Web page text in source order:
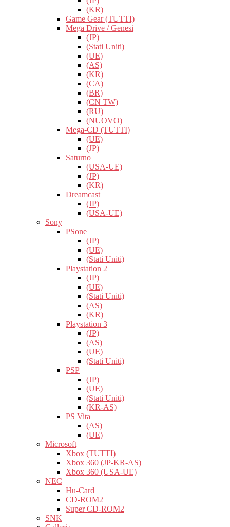
(KR)
Game Gear (TUTTI)
Mega Drive / Genesi
(JP)
(Stati Uniti)
(UE)
(AS)
(KR)
(CA)
(BR)
(CN TW)
(RU)
(NUOVO)
Mega-CD (TUTTI)
(UE)
(JP)
Saturno
(USA-UE)
(JP)
(KR)
Dreamcast
(JP)
(USA-UE)
Sony
PSone
(JP)
(UE)
(Stati Uniti)
Playstation 2
(JP)
(UE)
(Stati Uniti)
(AS)
(KR)
Playstation 3
(JP)
(AS)
(UE)
(Stati Uniti)
PSP
(JP)
(UE)
(Stati Uniti)
(KR-AS)
PS Vita
(AS)
(UE)
Microsoft
Xbox (TUTTI)
Xbox 360 (JP-KR-AS)
Xbox 360 (USA-UE)
NEC
Hu-Card
CD-ROM2
Super CD-ROM2
SNK